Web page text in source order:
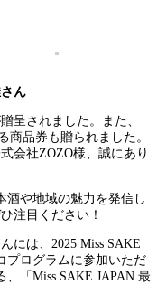
ん
呈されました。また、
商品券も贈られました。
会社ZOZO様、誠にあり
酒や地域の魅力を発信し
注目ください！
には、2025 Miss SAKE
プログラムに参加いただ
、「Miss SAKE JAPAN 最